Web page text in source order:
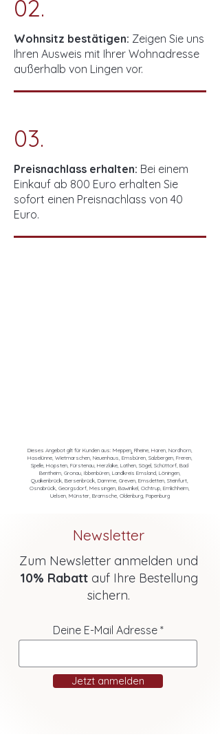
02.
Wohnsitz bestätigen: Zeigen Sie uns
Ihren Ausweis mit Ihrer Wohnadresse
außerhalb von Lingen vor.
03.
Preisnachlass erhalten: Bei einem
Einkauf ab 800 Euro erhalten Sie
sofort einen Preisnachlass von 40
Euro.
Dieses Angebot gilt für Kunden aus: Meppen, Rheine, Haren, Nordhorn,
Haselünne, Wietmarschen, Neuenhaus, Emsbüren, Salzbergen, Freren,
Spelle, Hopsten, Fürstenau, Herzlake, Lathen, Sögel, Schüttorf, Bad
Bentheim, Gronau, Ibbenbüren, Landkreis Emsland, Löningen,
Quakenbrück, Bersenbrück, Damme, Greven, Emsdetten, Steinfurt,
Osnabrück, Georgsdorf, Messingen, Bawinkel, Ochtrup, Emlichheim,
Uelsen, Münster, Bramsche, Oldenburg, Papenburg
Newsletter
Zum Newsletter anmelden und
10% Rabattauf Ihre Bestellung
sichern.
Deine E-Mail Adresse
Jetzt anmelden